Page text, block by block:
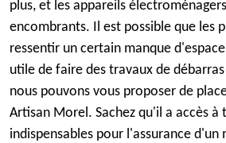
plus, et les appareils
encombrants. Il est possible que les
ressentir un certain manque
utile de faire des travaux de
nous pouvons vous proposer de
Artisan Morel. Sachez qu'il a accès à
indispensables pour l'assurance d'un